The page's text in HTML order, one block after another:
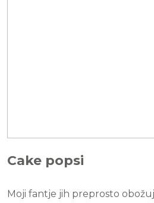
Cake popsi
Moji fantje jih preprosto